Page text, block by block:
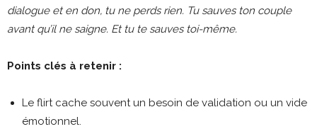
dialogue et en don, tu ne perds rien. Tu sauves ton couple
avant qu’il ne saigne. Et tu te sauves toi-même.
Points clés à retenir :
Le flirt cache souvent un besoin de validation ou un vide
émotionnel.